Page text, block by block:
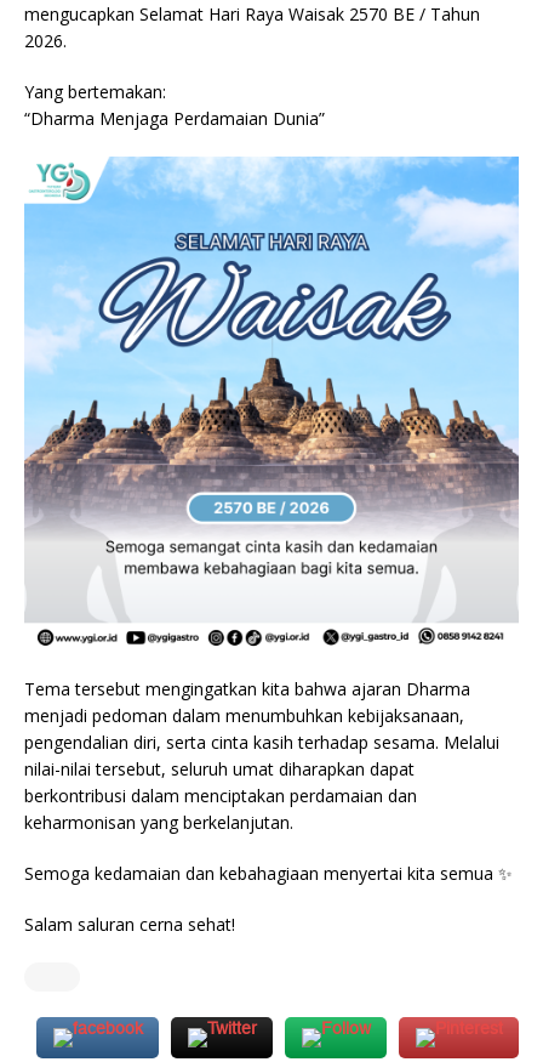
mengucapkan Selamat Hari Raya Waisak 2570 BE / Tahun
2026.
Yang bertemakan:
“Dharma Menjaga Perdamaian Dunia”
Tema tersebut mengingatkan kita bahwa ajaran Dharma
menjadi pedoman dalam menumbuhkan kebijaksanaan,
pengendalian diri, serta cinta kasih terhadap sesama. Melalui
nilai-nilai tersebut, seluruh umat diharapkan dapat
berkontribusi dalam menciptakan perdamaian dan
keharmonisan yang berkelanjutan.
Semoga kedamaian dan kebahagiaan menyertai kita semua ✨
Salam saluran cerna sehat!